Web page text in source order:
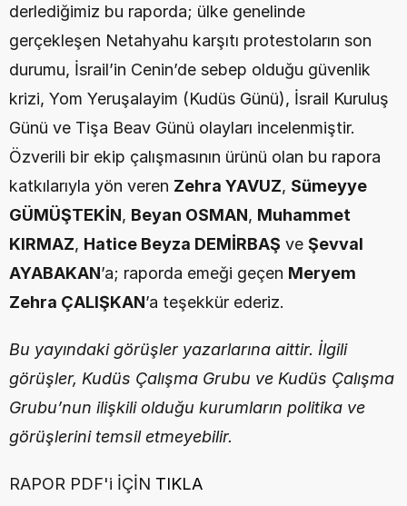
derlediğimiz bu raporda; ülke genelinde
gerçekleşen Netahyahu karşıtı protestoların son
durumu, İsrail’in Cenin’de sebep olduğu güvenlik
krizi, Yom Yeruşalayim (Kudüs Günü), İsrail Kuruluş
Günü ve Tişa Beav Günü olayları incelenmiştir.
Özverili bir ekip çalışmasının ürünü olan bu rapora
katkılarıyla yön veren Zehra YAVUZ, Sümeyye
GÜMÜŞTEKİN, Beyan OSMAN, Muhammet
KIRMAZ, Hatice Beyza DEMİRBAŞ ve Şevval
AYABAKAN’a; raporda emeği geçen Meryem
Zehra ÇALIŞKAN’a teşekkür ederiz.
Bu yayındaki görüşler yazarlarına aittir. İlgili
görüşler, Kudüs Çalışma Grubu ve Kudüs Çalışma
Grubu’nun ilişkili olduğu kurumların politika ve
görüşlerini temsil etmeyebilir.
RAPOR PDF'i İÇİN TIKLA